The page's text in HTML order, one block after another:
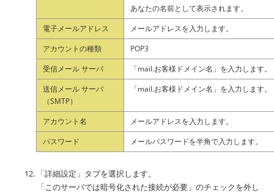
あなたの名前として表示されます。
電子メールアドレス
メールアドレスを入力します。
アカウントの種類
POP3
受信メール サーバ
「mail.お客様ドメイン名」を入力します。
送信メール サーバ
（SMTP）
「mail.お客様ドメイン名」を入力します。
アカウント名
メールアドレスを入力します。
パスワード
メールパスワードを半角で入力します。
「詳細設定」タブを選択します。
「このサーバでは暗号化された接続が必要」のチェックを外し